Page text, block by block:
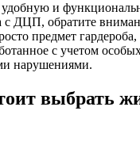
и
с ДЦП, обратите
предмет
с учетом
нарушениями.
выбрать